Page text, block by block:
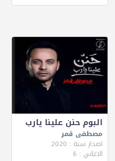
البوم حنن علينا يارب
مصطفى قمر
اصدار سنة : 2020
الاغاني : 6